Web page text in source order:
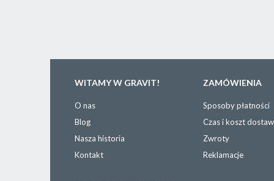
WITAMY W GRAVIT!
O nas
Blog
Nasza historia
Kontakt
ZAMÓWIENIA
Sposoby płatności
Czas i koszt
Zwroty
Reklamacje